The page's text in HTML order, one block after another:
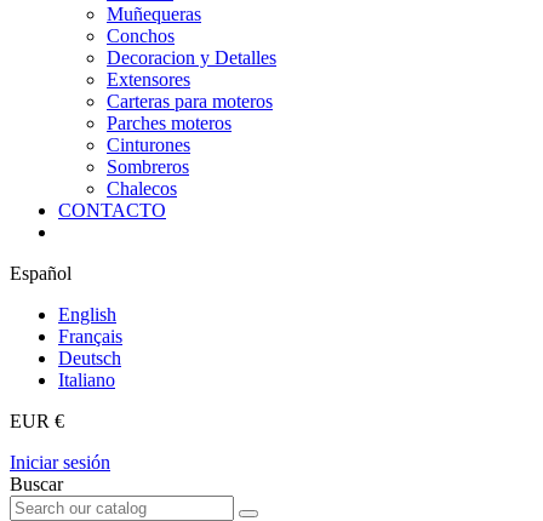
Muñequeras
Conchos
Decoracion y Detalles
Extensores
Carteras para moteros
Parches moteros
Cinturones
Sombreros
Chalecos
CONTACTO
Español
English
Français
Deutsch
Italiano
EUR €
Iniciar sesión
Buscar